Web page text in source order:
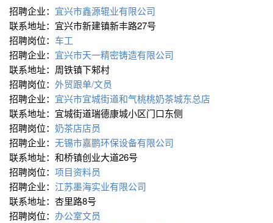
招聘企业： 宜兴市鑫源辊业有限公司
联系地址：宜兴市新建镇新丰路27号
招聘岗位： 车工
招聘企业： 宜兴市天一精密铸造有限公司
联系地址：周铁镇下邾村
招聘岗位： 外贸跟单/文员
招聘企业： 宜兴市宜城街道和气桃桃奶茶城东总店
联系地址：宜城街道瑞德康城小区门口东侧
招聘岗位： 奶茶店店员
招聘企业： 无锡市嘉鹏环保设备有限公司
联系地址：和桥镇创业大道26号
招聘岗位： 项目资料员
招聘企业： 江苏墨海实业有限公司
联系地址：杏里路8号
招聘岗位： 办公室文员